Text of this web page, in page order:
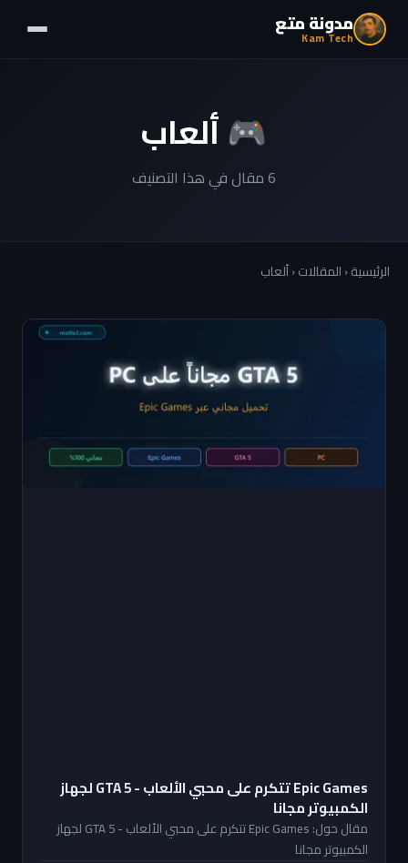
مدونة متع
Kam Tech
🎮 ألعاب
6 مقال في هذا التصنيف
الرئيسية‹المقالات‹ ألعاب
Epic Games تتكرم على محبي الألعاب - GTA 5 لجهاز
الكمبيوتر مجانا
مقال حول: Epic Games تتكرم على محبي الألعاب - GTA 5 لجهاز
الكمبيوتر مجانا